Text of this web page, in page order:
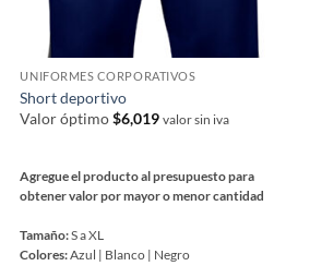
página
de
producto
UNIFORMES CORPORATIVOS
Short deportivo
Valor óptimo$6,019 valor sin iva
Agregue el producto al presupuesto para
obtener valor por mayor o menor cantidad
Tamaño:S a XL
Colores:Azul | Blanco | Negro